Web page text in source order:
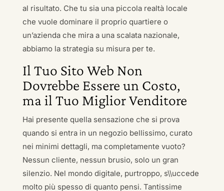
al risultato. Che tu sia una piccola realtà locale
che vuole dominare il proprio quartiere o
un’azienda che mira a una scalata nazionale,
abbiamo la strategia su misura per te.
Il Tuo Sito Web Non
Dovrebbe Essere un Costo,
ma il Tuo Miglior Venditore
Hai presente quella sensazione che si prova
quando si entra in un negozio bellissimo, curato
nei minimi dettagli, ma completamente vuoto?
Nessun cliente, nessun brusio, solo un gran
silenzio. Nel mondo digitale, purtroppo, s\\uccede
molto più spesso di quanto pensi. Tantissime